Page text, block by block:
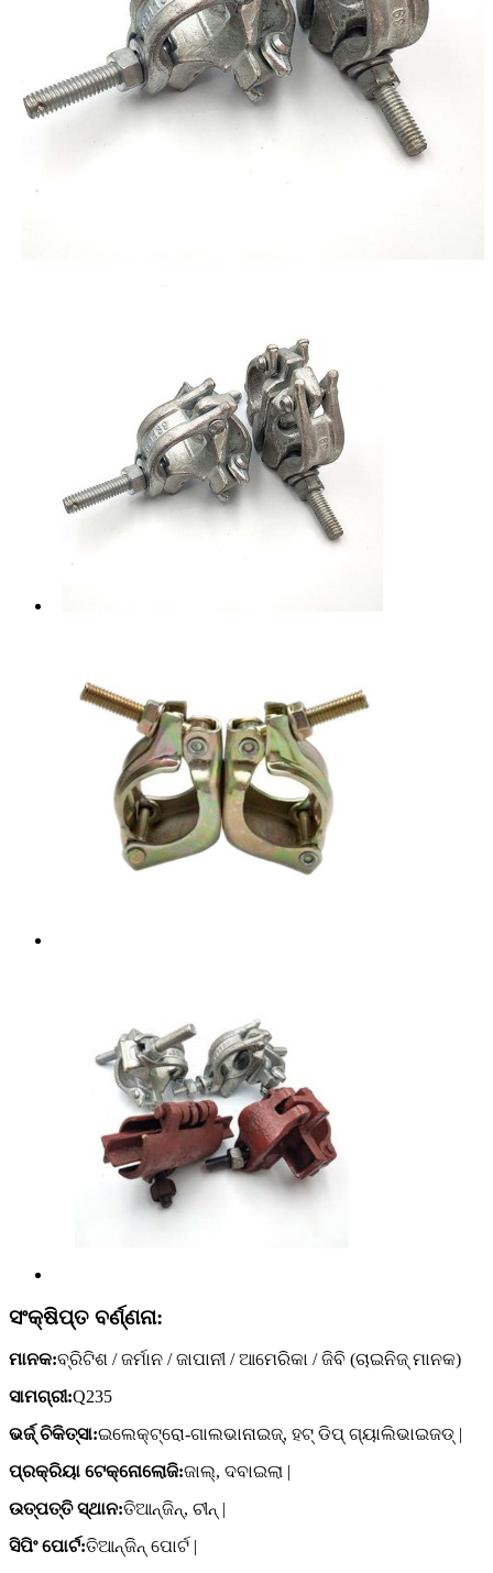
ସଂକ୍ଷିପ୍ତ ବର୍ଣ୍ଣନା:
ମାନକ:ବ୍ରିଟିଶ / ଜର୍ମାନ / ଜାପାନୀ / ଆମେରିକା / ଜିବି (ଚାଇନିଜ୍ ମାନକ)
ସାମଗ୍ରୀ:Q235
ଭର୍ଜ୍ ଚିକିତ୍ସା:ଇଲେକ୍ଟ୍ରୋ-ଗାଲଭାନାଇଜ୍, ହଟ୍ ଡିପ୍ ଗ୍ୟାଲିଭାଇଜଡ୍ |
ପ୍ରକ୍ରିୟା ଟେକ୍ନୋଲୋଜି:ଜାଲ୍, ଦବାଇଲା |
ଉତ୍ପତ୍ତି ସ୍ଥାନ:ତିଆନ୍ଜିନ୍, ଚୀନ୍ |
ସିପିଂ ପୋର୍ଟ:ତିଆନ୍ଜିନ୍ ପୋର୍ଟ |